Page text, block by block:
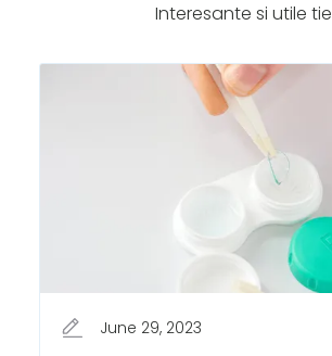
Interesante si utile tie
June 29, 2023